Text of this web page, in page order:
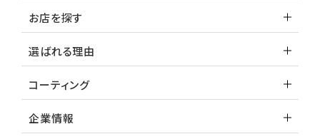
お店を探す
選ばれる理由
コーティング
企業情報